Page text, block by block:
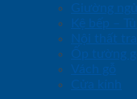
Giường ngủ
Kệ bếp –
Nội thất
Ốp tường
Vách gỗ
Cửa kính